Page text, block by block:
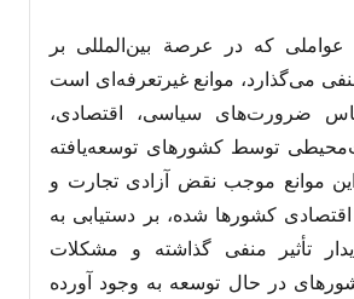
عواملی که در عرصة بین‌المللی بر
می‌گذارد، موانع غیرتعرفه‌ای است
ضرورت‌‌های سیاسی، اقتصادی،
توسط کشورهای توسعه‌یافته
موانع موجب نقض آزادی تجارت و
کشورها شده، بر دستیابی به
تأثیر منفی گذاشته و مشکلات
در حال توسعه به وجود آورده